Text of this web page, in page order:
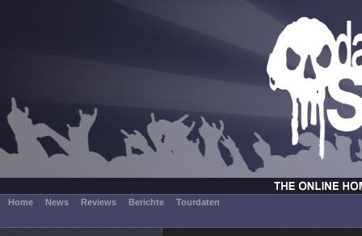
Home News Reviews Berichte Tourdaten